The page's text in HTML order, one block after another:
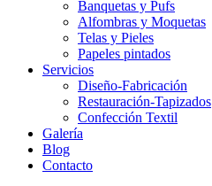
Banquetas y Pufs
Alfombras y Moquetas
Telas y Pieles
Papeles pintados
Servicios
Diseño-Fabricación
Restauración-Tapizados
Confección Textil
Galería
Blog
Contacto